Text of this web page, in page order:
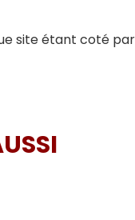
site étant coté